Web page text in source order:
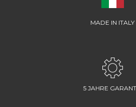
MADE IN ITALY
5 JAHRE